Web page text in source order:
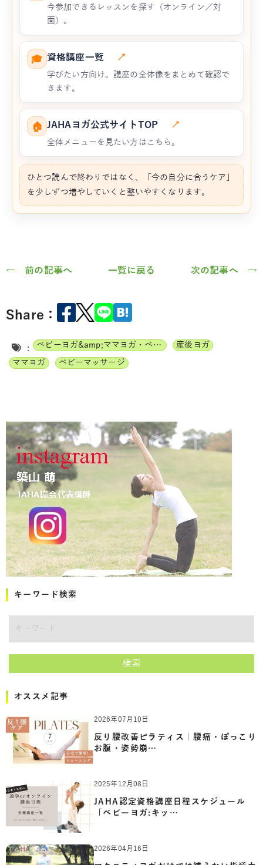
今参加できるレッスンを探す（オンライン／対
面）。
🎓 資格講座一覧 ↗
学びたい方向け。講座の全体像をまとめて確認で
きます。
🏠 JAHAヨガ公式サイトTOP ↗
全体メニューを見たい方はこちら。
ひとつ読んで終わりではなく、「今の自分に合うケア」
を少しずつ増やしていくと整いやすくなります。
← 前の記事へ 一覧に戻る 次の記事へ →
Share：
: ベビーヨガ&amp;ママヨガ・ベビーチャクラマッサージ通信講座
産後ヨガ
ママヨガ
ベビーマッサージ
キーワード検索
検索
オススメ記事
2026年07月10日
反り腰改善ピラティス｜腰痛・ぽっこり
お腹・姿勢崩…
2025年12月08日
JAHA認定資格講座日程スケジュール
「ベビーヨガ:キッ…
2026年04月16日